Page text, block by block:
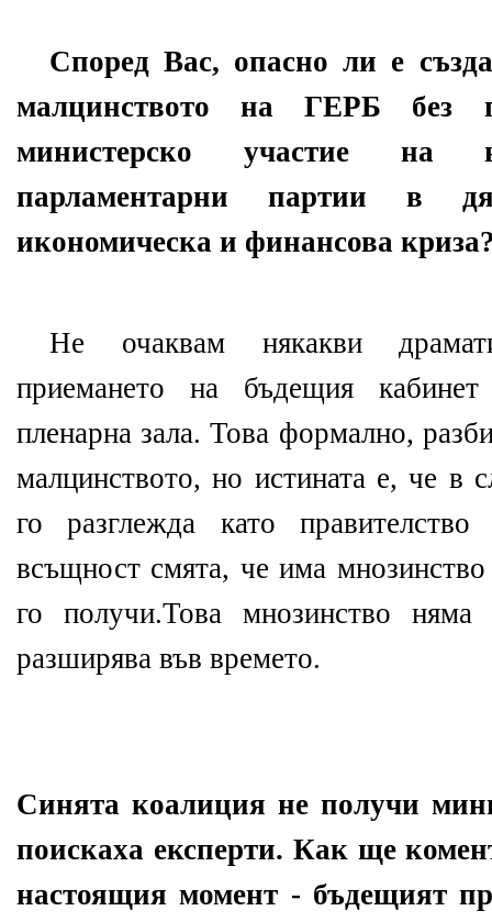
Според Вас, опасно ли е
малцинството на ГЕРБ без
министерско участие на
парламентарни партии в
икономическа и финансова
Не очаквам някакви
приемането на бъдещия
пленарна зала. Това формално,
малцинството, но истината е, че в
го разглежда като
всъщност смята, че има
го получи.Това мнозинство
разширява във времето.
Синята коалиция не получи
поискаха експерти. Как ще
настоящия момент - бъдещият